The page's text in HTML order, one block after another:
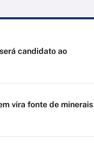
candidato ao
vira fonte de minerais